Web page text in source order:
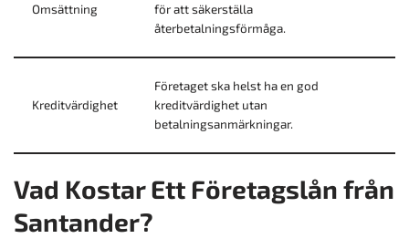
Omsättning
för att säkerställa
återbetalningsförmåga.
Kreditvärdighet
Företaget ska helst ha en god
kreditvärdighet utan
betalningsanmärkningar.
Vad Kostar Ett Företagslån från
Santander?